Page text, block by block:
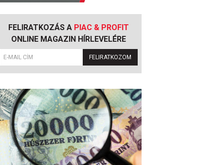
FELIRATKOZÁS A PIAC & PROFIT
ONLINE MAGAZIN HÍRLEVELÉRE
FELIRATKOZOM